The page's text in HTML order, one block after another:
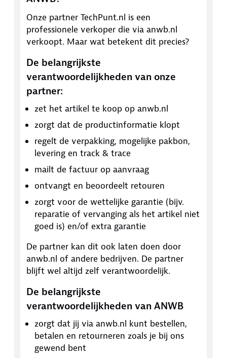
Onze partner TechPunt.nl is een
professionele verkoper die via anwb.nl
verkoopt. Maar wat betekent dit precies?
De belangrijkste
verantwoordelijkheden van onze
partner:
zet het artikel te koop op anwb.nl
zorgt dat de productinformatie klopt
regelt de verpakking, mogelijke pakbon,
levering en track & trace
mailt de factuur op aanvraag
ontvangt en beoordeelt retouren
zorgt voor de wettelijke garantie (bijv.
reparatie of vervanging als het artikel niet
goed is) en/of extra garantie
De partner kan dit ook laten doen door
anwb.nl of andere bedrijven. De partner
blijft wel altijd zelf verantwoordelijk.
De belangrijkste
verantwoordelijkheden van ANWB
zorgt dat jij via anwb.nl kunt bestellen,
betalen en retourneren zoals je bij ons
gewend bent